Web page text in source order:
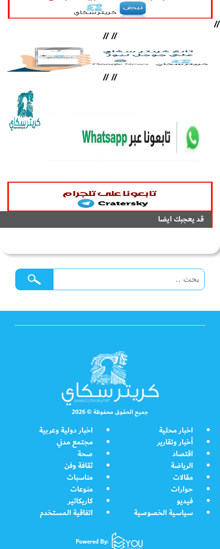
//
//
//
//
//
قد يعجبك ايضا
جميع الحقوق محفوظة © 2026
اخبار محلية
اخبار دولية وعربية
أخبار وتقارير
مجتمع مدني
اقتصاد
صحة
الرياضة
ثقافة وفن
مقالات
مناسبات
حوارات
منوعات
فيديو
كاريكاتير
سياسية الخصوصية
اتفاقية المستخدم
Powered By: